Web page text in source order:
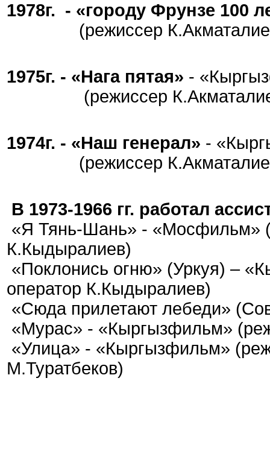
1978г. - «городу Фрунзе 100
(режиссер
1975г. - «Нага пятая» -
(режиссер
1974г. - «Наш генерал» -
(режиссер
В 1973-1966 гг. работал
«Я Тянь-Шань» - «Мосфильм»
К.Кыдыралиев)
«Поклонись огню» (Уркуя) –
оператор К.Кыдыралиев)
«Сюда прилетают лебеди»
«Мурас» - «Кыргызфильм»
«Улица» - «Кыргызфильм»
М.Туратбеков)